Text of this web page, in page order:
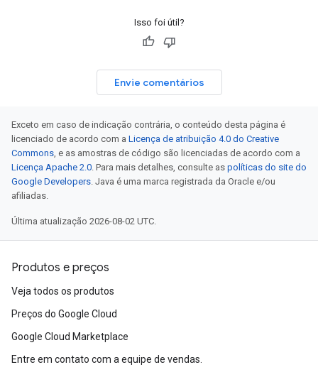
Isso foi útil?
Envie comentários
Exceto em caso de indicação contrária, o conteúdo desta página é
licenciado de acordo com a Licença de atribuição 4.0 do Creative
Commons, e as amostras de código são licenciadas de acordo com a
Licença Apache 2.0. Para mais detalhes, consulte as políticas do site do
Google Developers. Java é uma marca registrada da Oracle e/ou
afiliadas.
Última atualização 2026-08-02 UTC.
Produtos e preços
Veja todos os produtos
Preços do Google Cloud
Google Cloud Marketplace
Entre em contato com a equipe de vendas.